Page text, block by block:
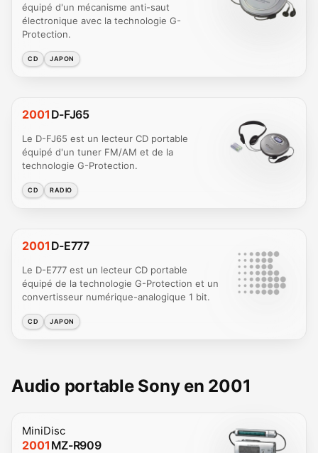
équipé d'un mécanisme anti-saut
électronique avec la technologie G-
Protection.
CD JAPON
2001 D-FJ65
Le D-FJ65 est un lecteur CD portable
équipé d'un tuner FM/AM et de la
technologie G-Protection.
CD RADIO
2001 D-E777
Le D-E777 est un lecteur CD portable
équipé de la technologie G-Protection et un
convertisseur numérique-analogique 1 bit.
CD JAPON
Audio portable Sony en 2001
MiniDisc
2001 MZ-R909